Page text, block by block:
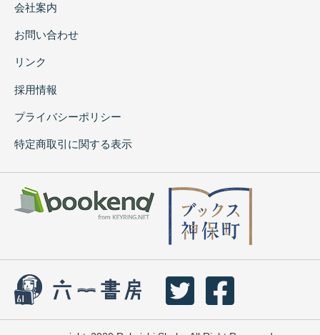
会社案内
お問い合わせ
リンク
採用情報
プライバシーポリシー
特定商取引に関する表示